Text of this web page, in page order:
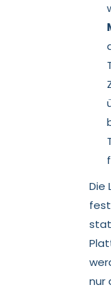
Die
nur